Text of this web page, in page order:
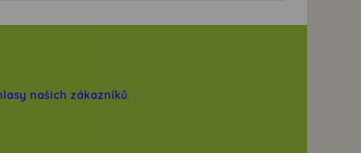
našich zákazníků.